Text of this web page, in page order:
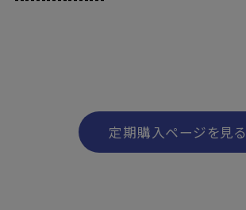
定期購入ページを見る